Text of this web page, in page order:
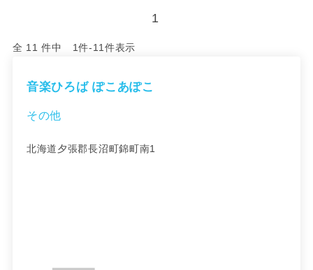
1
全 11 件中 1件-11件表示
音楽ひろば ぽこあぽこ
その他
北海道夕張郡長沼町錦町南1